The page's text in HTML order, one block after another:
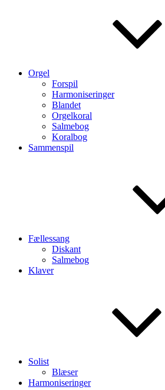
Orgel
Forspil
Harmoniseringer
Blandet
Orgelkoral
Salmebog
Koralbog
Sammenspil
Fællessang
Diskant
Salmebog
Klaver
Solist
Blæser
Harmoniseringer